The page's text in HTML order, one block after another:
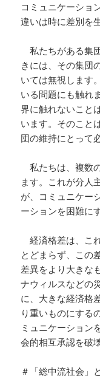
コミュニケーショ
違いは時に差別を
私たちがある集
きには、その集団
いては無視します
いる問題にも触れ
界に触れないこと
います。そのこと
団の維持にとって
私たちは、複数
ます。これが分人
が、コミュニケー
ーションを困難に
経済格差は、こ
とどまらず、この
差異をより大きな
ナウィルスなどの
に、大きな経済格
り重いものにする
ミュニケーション
会的相互承認を破
＃「総中流社会」